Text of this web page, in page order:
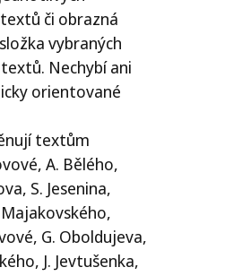
či obrazná
vybraných
Nechybí ani
orientované
textům
A. Bělého,
S. Jesenina,
G. Oboldujeva,
J. Jevtušenka,